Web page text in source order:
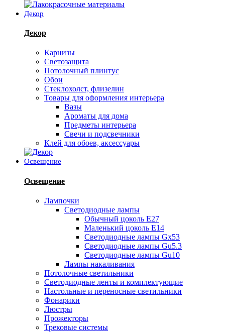
Декор
Декор
Карнизы
Светозащита
Потолочный плинтус
Обои
Стеклохолст, флизелин
Товары для оформления интерьера
Вазы
Ароматы для дома
Предметы интерьера
Свечи и подсвечники
Клей для обоев, аксессуары
Освещение
Освещение
Лампочки
Светодиодные лампы
Обычный цоколь Е27
Маленький цоколь Е14
Светодиодные лампы Gx53
Светодиодные лампы Gu5.3
Светодиодные лампы Gu10
Лампы накаливания
Потолочные светильники
Светодиодные ленты и комплектующие
Настольные и переносные светильники
Фонарики
Люстры
Прожекторы
Трековые системы